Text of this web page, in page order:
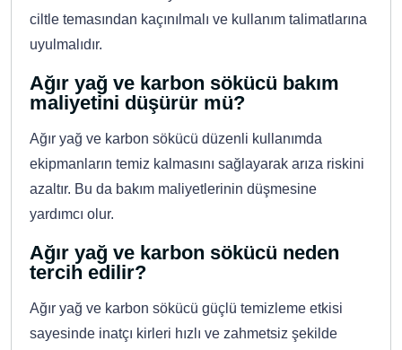
ciltle temasından kaçınılmalı ve kullanım talimatlarına
uyulmalıdır.
Ağır yağ ve karbon sökücü bakım
maliyetini düşürür mü?
Ağır yağ ve karbon sökücü düzenli kullanımda
ekipmanların temiz kalmasını sağlayarak arıza riskini
azaltır. Bu da bakım maliyetlerinin düşmesine
yardımcı olur.
Ağır yağ ve karbon sökücü neden
tercih edilir?
Ağır yağ ve karbon sökücü güçlü temizleme etkisi
sayesinde inatçı kirleri hızlı ve zahmetsiz şekilde